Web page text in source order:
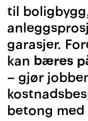
til
garasjer.
kan bæres
– gjør
betong